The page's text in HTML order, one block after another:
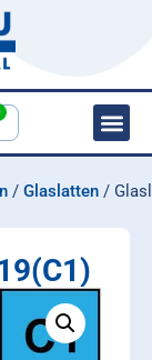
/ Glaslatten /